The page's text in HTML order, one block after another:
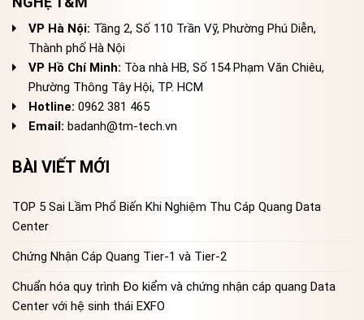
VP Hà Nội: Tầng 2, Số 110 Trần Vỹ, Phường Phú Diễn,
Thành phố Hà Nội
VP Hồ Chí Minh: Tòa nhà HB, Số 154 Phạm Văn Chiêu,
Phường Thông Tây Hội, TP. HCM
Hotline: 0962 381 465
Email: badanh@tm-tech.vn
BÀI VIẾT MỚI
TOP 5 Sai Lầm Phổ Biến Khi Nghiệm Thu Cáp Quang Data
Center
Chứng Nhận Cáp Quang Tier-1 và Tier-2
Chuẩn hóa quy trình Đo kiểm và chứng nhận cáp quang Data
Center với hệ sinh thái EXFO